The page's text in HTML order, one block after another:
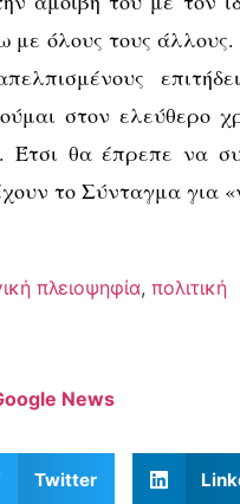
με όλους τους
στον ελεύθερο
θα έπρεπε να
το Σύνταγμα για
πλειοψηφία, πολιτική
News
Twitter